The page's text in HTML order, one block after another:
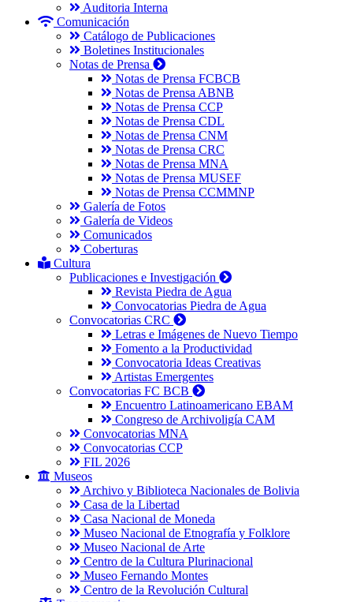
Auditoria Interna
Comunicación
Catálogo de Publicaciones
Boletines Institucionales
Notas de Prensa
Notas de Prensa FCBCB
Notas de Prensa ABNB
Notas de Prensa CCP
Notas de Prensa CDL
Notas de Prensa CNM
Notas de Prensa CRC
Notas de Prensa MNA
Notas de Prensa MUSEF
Notas de Prensa CCMMNP
Galería de Fotos
Galería de Videos
Comunicados
Coberturas
Cultura
Publicaciones e Investigación
Revista Piedra de Agua
Convocatorias Piedra de Agua
Convocatorias CRC
Letras e Imágenes de Nuevo Tiempo
Fomento a la Productividad
Convocatoria Ideas Creativas
Artistas Emergentes
Convocatorias FC BCB
Encuentro Latinoamericano EBAM
Congreso de Archivoligía CAM
Convocatorias MNA
Convocatorias CCP
FIL 2026
Museos
Archivo y Biblioteca Nacionales de Bolivia
Casa de la Libertad
Casa Nacional de Moneda
Museo Nacional de Etnografía y Folklore
Museo Nacional de Arte
Centro de la Cultura Plurinacional
Museo Fernando Montes
Centro de la Revolución Cultural